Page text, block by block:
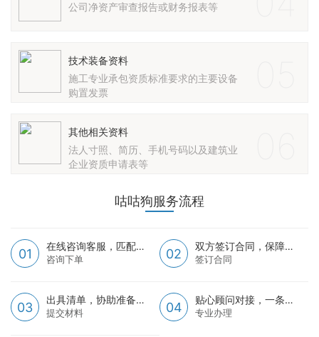
公司净资产审查报告或财务报表等
技术装备资料
施工专业承包资质标准要求的主要设备
购置发票
其他相关资料
法人寸照、简历、手机号码以及建筑业
企业资质申请表等
咕咕狗服务流程
01
在线咨询客服，匹配资质需求
咨询下单 02
双方签订合同，保障您的权益
签订合同
03
出具清单，协助准备资料
提交材料 04
贴心顾问对接，一条龙资质服务
专业办理